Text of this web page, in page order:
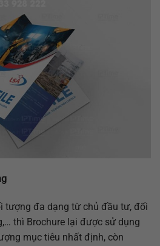
tượng đa dạng từ chủ đầu tư, đối
thì Brochure lại được sử dụng
mục tiêu nhất định, còn